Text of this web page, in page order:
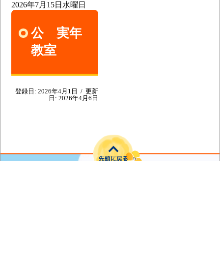
2026年7月15日 水曜日
公 実年
教室
登録日: 2026年4月1日 / 更新
日: 2026年4月6日